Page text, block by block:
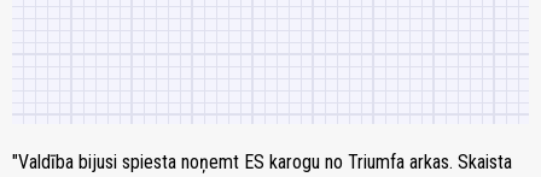
"Valdība bijusi spiesta noņemt ES karogu no Triumfa arkas. Skaista